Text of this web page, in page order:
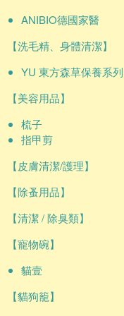
ANIBIO德國家醫
【洗毛精、身體清潔】
YU 東方森草保養系列
【美容用品】
梳子
指甲剪
【皮膚清潔/護理】
【除蚤用品】
【清潔 / 除臭類】
【寵物碗】
貓壹
【貓狗籠】